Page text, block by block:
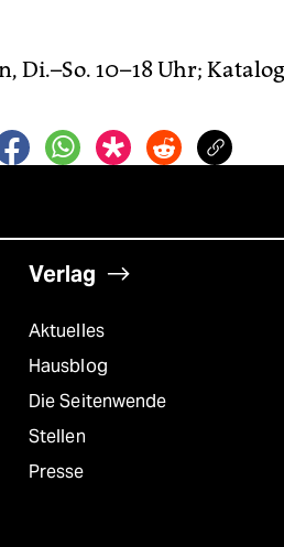
Di.–So. 10–18 Uhr;
Verlag
Aktuelles
Hausblog
Die Seitenwende
Stellen
Presse